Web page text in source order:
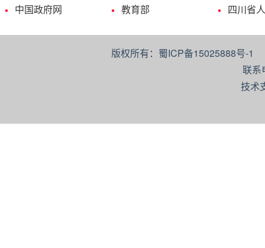
中国政府网 教育部 四川省
版权所有：蜀ICP备15025888号-
联系
技术